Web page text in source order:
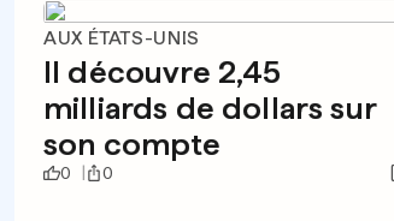
AUX ÉTATS-UNIS
Il découvre 2,45
milliards de dollars sur
son compte
0 0